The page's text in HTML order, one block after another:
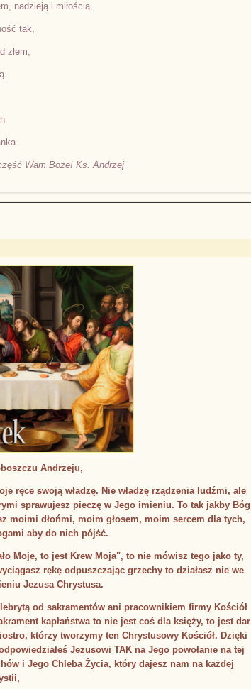
nadzieją i miłością.
tak,
złem,
Wam Boże! Ks. Andrzej
Andrzeju,
ręce swoją władzę. Nie władzę rządzenia ludźmi, ale
sprawujesz pieczę w Jego imieniu. To tak jakby Bóg
moimi dłońmi, moim głosem, moim sercem dla tych,
aby do nich pójść.
Moje, to jest Krew Moja", to nie mówisz tego jako ty,
rękę odpuszczając grzechy to działasz nie we
Jezusa Chrystusa.
od sakramentów ani pracownikiem firmy Kościół
kapłaństwa to nie jest coś dla księży, to jest dar
którzy tworzymy ten Chrystusowy Kościół. Dzięki
Jezusowi TAK na Jego powołanie na tej
i Jego Chleba Życia, który dajesz nam na każdej